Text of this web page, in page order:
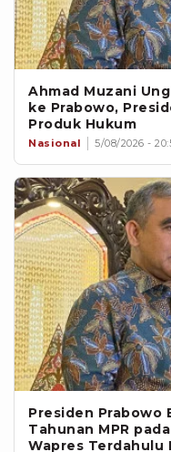
Ahmad Muzani
ke Prabowo,
Produk Hukum
Nasional 5/08/2026 -
Presiden Prabowo
Tahunan MPR
Wapres Terdahulu